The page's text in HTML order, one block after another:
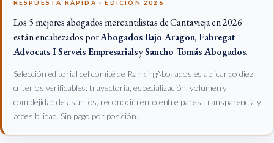
RESPUESTA RÁPIDA · EDICIÓN 2026
Los 5 mejores abogados mercantilistas de Cantavieja en 2026
están encabezados porAbogados Bajo Aragon,Fabregat
Advocats I Serveis EmpresarialsySancho Tomás Abogados.
Selección editorial del comité de RankingAbogados.es aplicando diez
criterios verificables: trayectoria, especialización, volumen y
complejidad de asuntos, reconocimiento entre pares, transparencia y
accesibilidad. Sin pago por posición.